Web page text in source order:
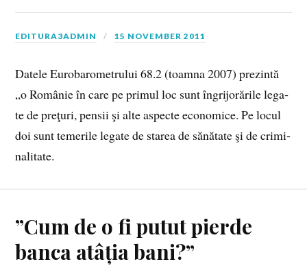
EDITURA3ADMIN 15 NOVEMBER 2011
Da­te­le Eu­ro­ba­ro­me­tru­lui 68.2 (toam­na 2007) pre­zin­tă
„o Ro­mâ­nie în care pe pri­mul loc sunt în­gri­jo­ră­ri­le le­ga­
te de pre­ţuri, pen­sii şi alte as­pec­te eco­no­mi­ce. Pe lo­cul
doi sunt te­me­ri­le le­ga­te de sta­rea de să­nă­ta­te şi de cri­mi­
na­li­ta­te.
”Cum de o fi putut pierde
banca atâția bani?”